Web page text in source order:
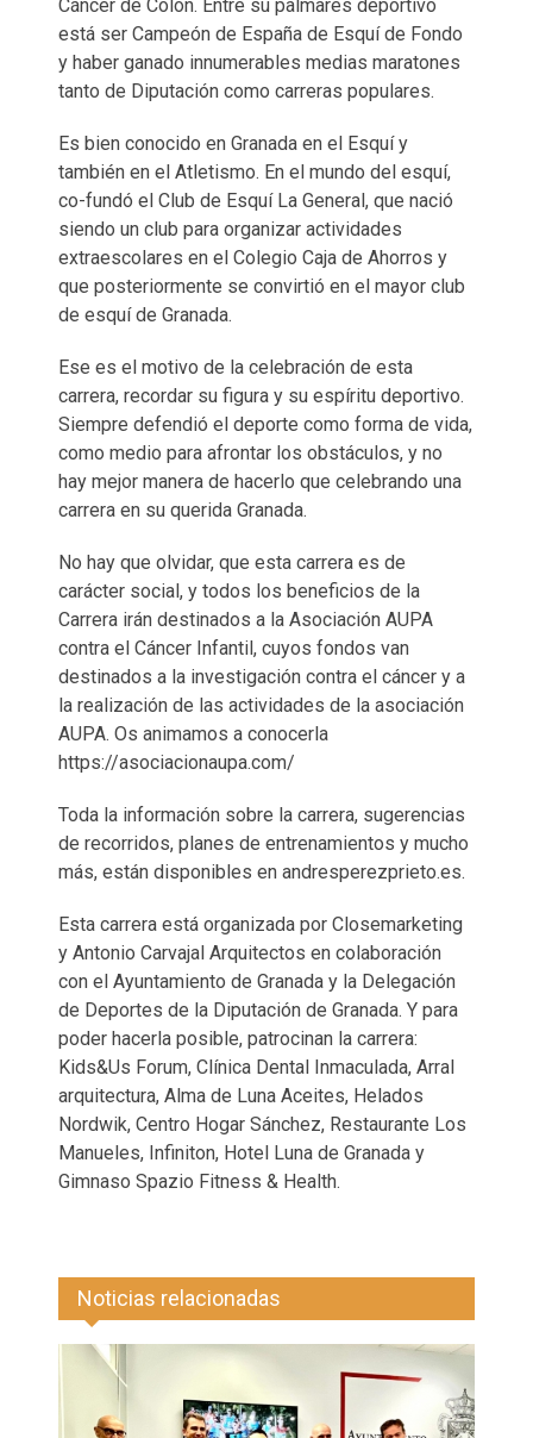
Cáncer de Colon. Entre su palmarés deportivo
está ser Campeón de España de Esquí de Fondo
y haber ganado innumerables medias maratones
tanto de Diputación como carreras populares.
Es bien conocido en Granada en el Esquí y
también en el Atletismo. En el mundo del esquí,
co-fundó el Club de Esquí La General, que nació
siendo un club para organizar actividades
extraescolares en el Colegio Caja de Ahorros y
que posteriormente se convirtió en el mayor club
de esquí de Granada.
Ese es el motivo de la celebración de esta
carrera, recordar su figura y su espíritu deportivo.
Siempre defendió el deporte como forma de vida,
como medio para afrontar los obstáculos, y no
hay mejor manera de hacerlo que celebrando una
carrera en su querida Granada.
No hay que olvidar, que esta carrera es de
carácter social, y todos los beneficios de la
Carrera irán destinados a la Asociación AUPA
contra el Cáncer Infantil, cuyos fondos van
destinados a la investigación contra el cáncer y a
la realización de las actividades de la asociación
AUPA. Os animamos a conocerla
https://asociacionaupa.com/
Toda la información sobre la carrera, sugerencias
de recorridos, planes de entrenamientos y mucho
más, están disponibles en andresperezprieto.es.
Esta carrera está organizada por Closemarketing
y Antonio Carvajal Arquitectos en colaboración
con el Ayuntamiento de Granada y la Delegación
de Deportes de la Diputación de Granada. Y para
poder hacerla posible, patrocinan la carrera:
Kids&Us Forum, Clínica Dental Inmaculada, Arral
arquitectura, Alma de Luna Aceites, Helados
Nordwik, Centro Hogar Sánchez, Restaurante Los
Manueles, Infiniton, Hotel Luna de Granada y
Gimnaso Spazio Fitness & Health.
Noticias relacionadas